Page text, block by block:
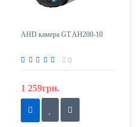
AHD камера GT AH200-10
0
1 259грн.